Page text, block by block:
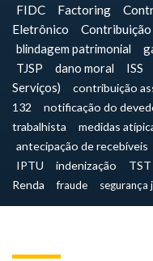
FIDC Factoring
Eletrônico
Contribuição
blindagem patrimonial
TJSP
dano moral ISS
Serviços)
contribuição
132
notificação do
trabalhista
medidas
antecipação de recebíveis
IPTU
indenização TST
Renda
fraude segurança